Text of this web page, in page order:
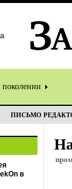
поколении
ПИСЬМО
в